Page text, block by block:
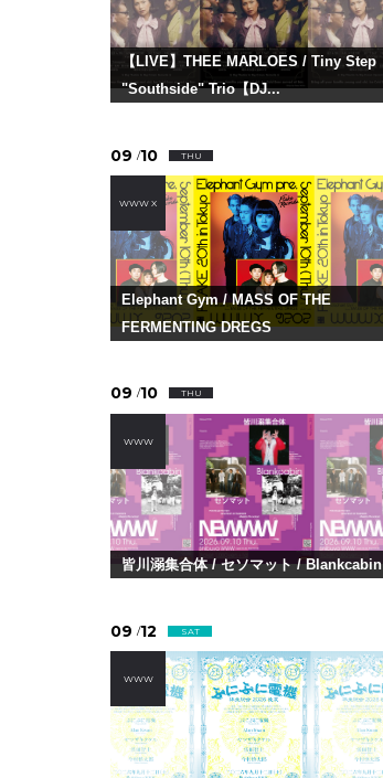
【LIVE】THEE MARLOES / Tiny Step
"Southside" Trio【DJ...
09 /10 THU
WWW X
Elephant Gym / MASS OF THE
FERMENTING DREGS
09 /10 THU
WWW
皆川溺集合体 / セソマット / Blankcabin
09 /12 SAT
WWW